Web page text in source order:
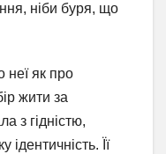
ніби буря, що
неї як про
жити за
з гідністю,
Її